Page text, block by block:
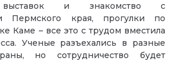
выставок и знакомство с
Пермского края, прогулки по
Каме – все это с трудом вместила
Ученые разъехались в разные
но сотрудничество будет